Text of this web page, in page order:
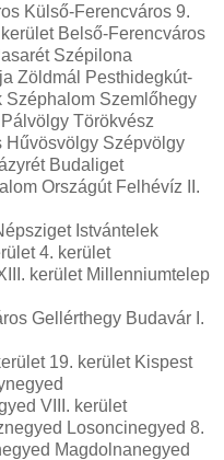
Külső-Ferencváros 9.
Belső-Ferencváros
Szépilona
Zöldmál Pesthidegkút-
Széphalom Szemlőhegy
Törökvész
Hűvösvölgy Szépvölgy
Budaliget
Országút Felhévíz II.
Istvántelek
4. kerület
kerület Millenniumtelep
Gellérthegy Budavár I.
19. kerület Kispest
VIII. kerület
Losoncinegyed 8.
Magdolnanegyed